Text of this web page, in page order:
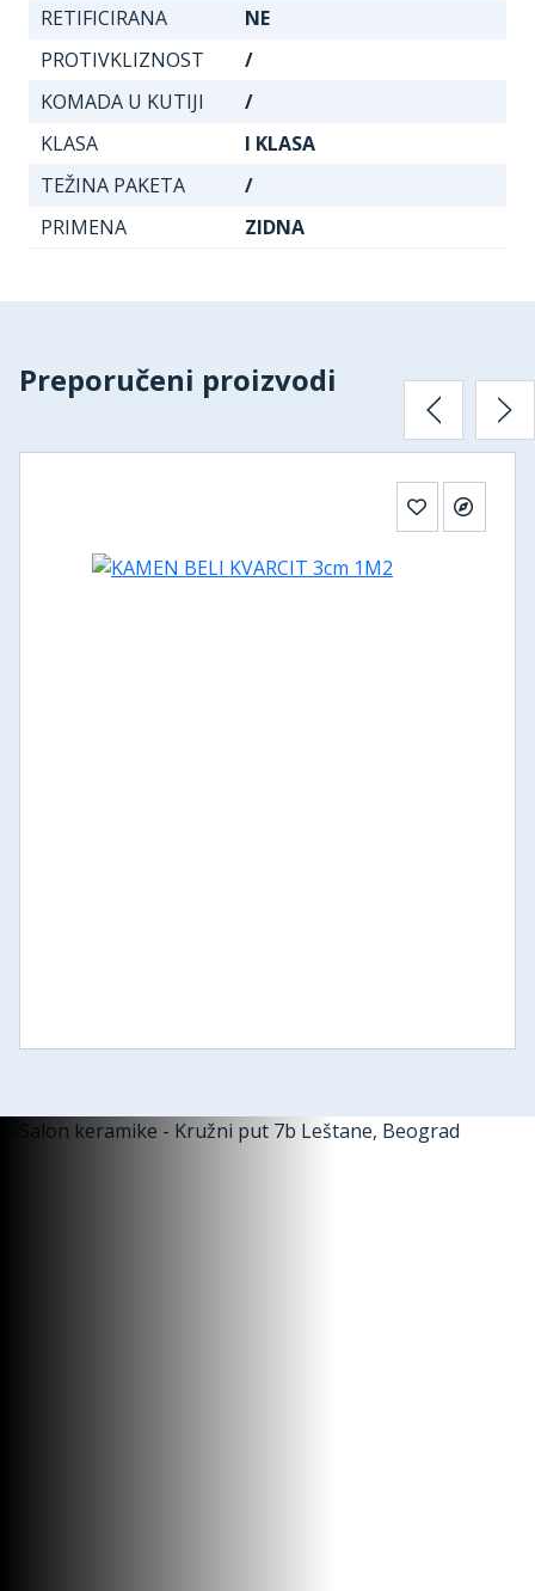
RETIFICIRANA
NE
PROTIVKLIZNOST
/
KOMADA U KUTIJI
/
KLASA
I KLASA
TEŽINA PAKETA
/
PRIMENA
ZIDNA
Preporučeni proizvodi